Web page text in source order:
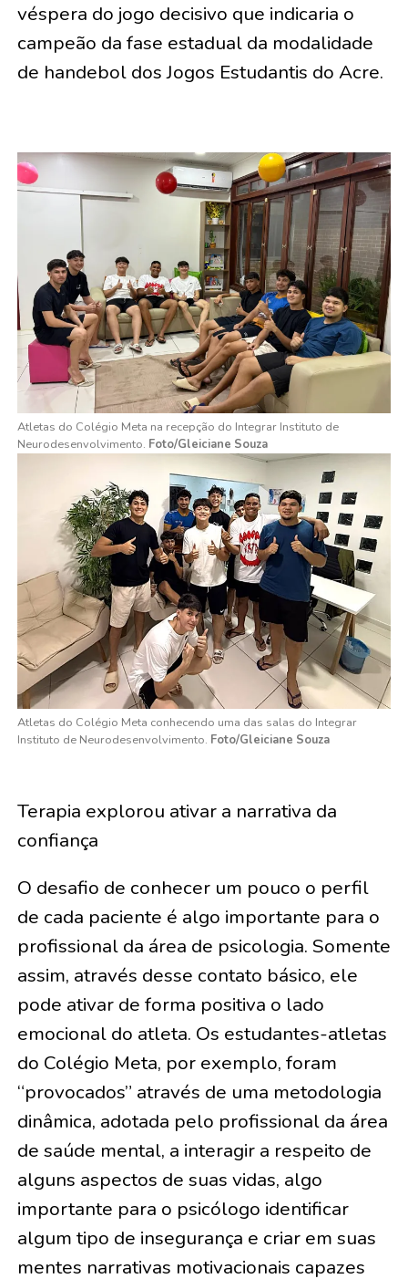
véspera do jogo decisivo que indicaria o
campeão da fase estadual da modalidade
de handebol dos Jogos Estudantis do Acre.
Atletas do Colégio Meta na recepção do Integrar Instituto de
Neurodesenvolvimento. Foto/Gleiciane Souza
Atletas do Colégio Meta conhecendo uma das salas do Integrar
Instituto de Neurodesenvolvimento. Foto/Gleiciane Souza
Terapia explorou ativar a narrativa da
confiança
O desafio de conhecer um pouco o perfil
de cada paciente é algo importante para o
profissional da área de psicologia. Somente
assim, através desse contato básico, ele
pode ativar de forma positiva o lado
emocional do atleta. Os estudantes-atletas
do Colégio Meta, por exemplo, foram
“provocados” através de uma metodologia
dinâmica, adotada pelo profissional da área
de saúde mental, a interagir a respeito de
alguns aspectos de suas vidas, algo
importante para o psicólogo identificar
algum tipo de insegurança e criar em suas
mentes narrativas motivacionais capazes